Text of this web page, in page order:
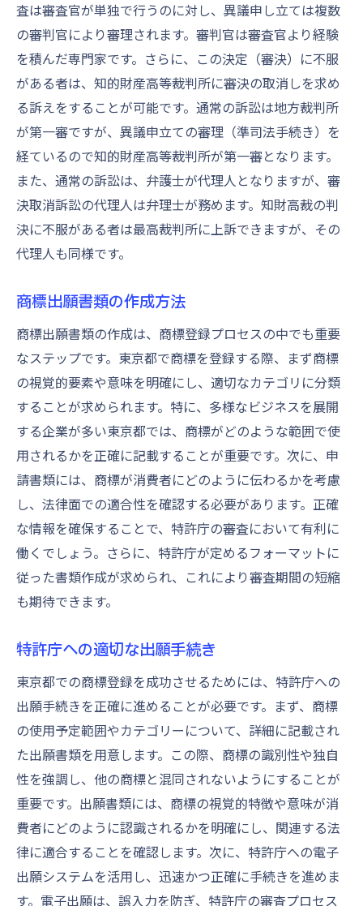
査は審査官が単独で行うのに対し、異議申し立ては複数
の審判官により審理されます。審判官は審査官より経験
を積んだ専門家です。さらに、この決定（審決）に不服
がある者は、知的財産高等裁判所に審決の取消しを求め
る訴えをすることが可能です。通常の訴訟は地方裁判所
が第一審ですが、異議申立ての審理（準司法手続き）を
経ているので知的財産高等裁判所が第一審となります。
また、通常の訴訟は、弁護士が代理人となりますが、審
決取消訴訟の代理人は弁理士が務めます。知財高裁の判
決に不服がある者は最高裁判所に上訴できますが、その
代理人も同様です。
商標出願書類の作成方法
商標出願書類の作成は、商標登録プロセスの中でも重要
なステップです。東京都で商標を登録する際、まず商標
の視覚的要素や意味を明確にし、適切なカテゴリに分類
することが求められます。特に、多様なビジネスを展開
する企業が多い東京都では、商標がどのような範囲で使
用されるかを正確に記載することが重要です。次に、申
請書類には、商標が消費者にどのように伝わるかを考慮
し、法律面での適合性を確認する必要があります。正確
な情報を確保することで、特許庁の審査において有利に
働くでしょう。さらに、特許庁が定めるフォーマットに
従った書類作成が求められ、これにより審査期間の短縮
も期待できます。
特許庁への適切な出願手続き
東京都での商標登録を成功させるためには、特許庁への
出願手続きを正確に進めることが必要です。まず、商標
の使用予定範囲やカテゴリーについて、詳細に記載され
た出願書類を用意します。この際、商標の識別性や独自
性を強調し、他の商標と混同されないようにすることが
重要です。出願書類には、商標の視覚的特徴や意味が消
費者にどのように認識されるかを明確にし、関連する法
律に適合することを確認します。次に、特許庁への電子
出願システムを活用し、迅速かつ正確に手続きを進めま
す。電子出願は、誤入力を防ぎ、特許庁の審査プロセス